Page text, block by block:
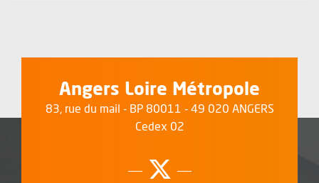
Angers Loire Métropole
83, rue du mail - BP 80011 - 49 020 ANGERS
Cedex 02
Suivez-nous
, Ouvre une